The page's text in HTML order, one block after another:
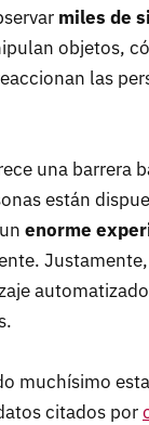
miles de
objetos,
las
una barrera
están
enorme
muchísimo
citados por